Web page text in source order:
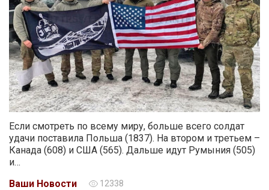
Если смотреть по всему миру, больше всего солдат
удачи поставила Польша (1837). На втором и третьем –
Канада (608) и США (565). Дальше идут Румыния (505)
и…
Ваши Новости
12338